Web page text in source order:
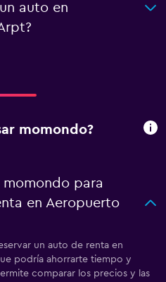
auto en
momondo?
momondo para
en Aeropuerto
un auto de renta en
podría ahorrarte tiempo y
comparar los precios y las